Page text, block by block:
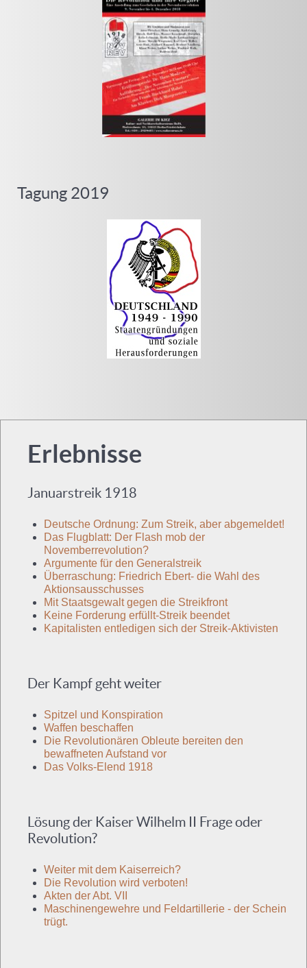
Tagung 2019
Erlebnisse
Januarstreik 1918
Deutsche Ordnung: Zum Streik, aber abgemeldet!
Das Flugblatt: Der Flash mob der
Novemberrevolution?
Argumente für den Generalstreik
Überraschung: Friedrich Ebert- die Wahl des
Aktionsausschusses
Mit Staatsgewalt gegen die Streikfront
Keine Forderung erfüllt-Streik beendet
Kapitalisten entledigen sich der Streik-Aktivisten
Der Kampf geht weiter
Spitzel und Konspiration
Waffen beschaffen
Die Revolutionären Obleute bereiten den
bewaffneten Aufstand vor
Das Volks-Elend 1918
Lösung der Kaiser Wilhelm II Frage oder
Revolution?
Weiter mit dem Kaiserreich?
Die Revolution wird verboten!
Akten der Abt. VII
Maschinengewehre und Feldartillerie - der Schein
trügt.